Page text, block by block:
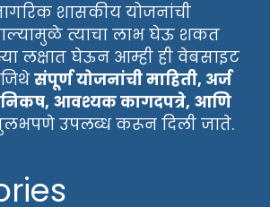
शासकीय योजनांची
त्याचा लाभ घेऊ शकत
लक्षात घेऊन आम्ही ही वेबसाइट
संपूर्ण योजनांची माहिती, अर्ज
निकष, आवश्यक कागदपत्रे, आणि
उपलब्ध करून दिली जाते.